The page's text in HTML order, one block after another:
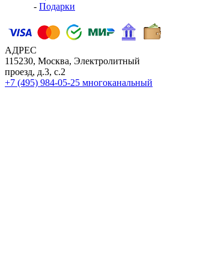
- Подарки
АДРЕС
115230, Москва, Электролитный
проезд, д.3, с.2
+7 (495) 984-05-25 многоканальный